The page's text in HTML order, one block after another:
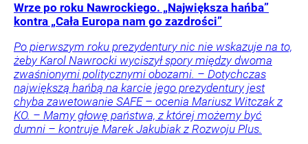
Wrze po roku Nawrockiego. „Największa hańba”
kontra „Cała Europa nam go zazdrości”
Po pierwszym roku prezydentury nic nie wskazuje na to,
żeby Karol Nawrocki wyciszył spory między dwoma
zwaśnionymi politycznymi obozami. – Dotychczas
największą hańbą na karcie jego prezydentury jest
chyba zawetowanie SAFE – ocenia Mariusz Witczak z
KO. – Mamy głowę państwa, z której możemy być
dumni – kontruje Marek Jakubiak z Rozwoju Plus.